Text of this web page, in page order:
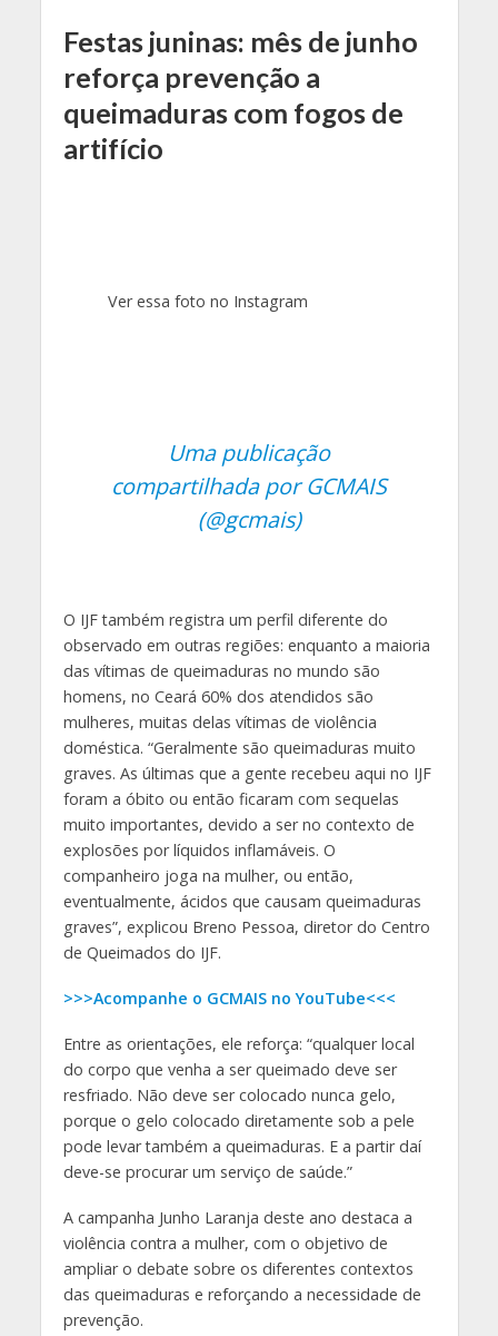
Festas juninas: mês de junho
reforça prevenção a
queimaduras com fogos de
artifício
Ver essa foto no Instagram
Uma publicação
compartilhada por GCMAIS
(@gcmais)
O IJF também registra um perfil diferente do
observado em outras regiões: enquanto a maioria
das vítimas de queimaduras no mundo são
homens, no Ceará 60% dos atendidos são
mulheres, muitas delas vítimas de violência
doméstica. “Geralmente são queimaduras muito
graves. As últimas que a gente recebeu aqui no IJF
foram a óbito ou então ficaram com sequelas
muito importantes, devido a ser no contexto de
explosões por líquidos inflamáveis. O
companheiro joga na mulher, ou então,
eventualmente, ácidos que causam queimaduras
graves”, explicou Breno Pessoa, diretor do Centro
de Queimados do IJF.
>>>Acompanhe o GCMAIS no YouTube<<<
Entre as orientações, ele reforça: “qualquer local
do corpo que venha a ser queimado deve ser
resfriado. Não deve ser colocado nunca gelo,
porque o gelo colocado diretamente sob a pele
pode levar também a queimaduras. E a partir daí
deve-se procurar um serviço de saúde.”
A campanha Junho Laranja deste ano destaca a
violência contra a mulher, com o objetivo de
ampliar o debate sobre os diferentes contextos
das queimaduras e reforçando a necessidade de
prevenção.